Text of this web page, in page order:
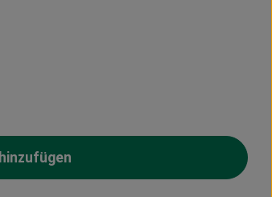
hinzufügen
Produkt zum Warenkorb hinzufügen